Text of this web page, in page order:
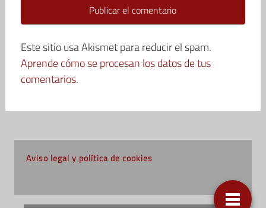
Este sitio usa Akismet para reducir el spam.
Aprende cómo se procesan los datos de tus
comentarios.
Aviso legal y política de cookies